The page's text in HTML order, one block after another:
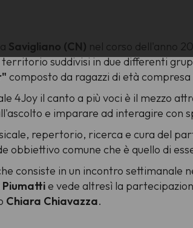
Savigliano (CN) nel corso dell'anno
suddivisi in due differenti
composto da ragazzi di età compresa
4Joy il canto a più voci è il mezzo
e imparare ad interagire con
repertorio, ricerca e cura del
obbiettivo comune che è quello di
consiste in un incontro settimanale
Piumattie vede altresì la
Chiara Chiavazza.